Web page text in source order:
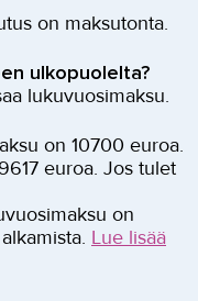
on maksutonta.
ulkopuolelta?
lukuvuosimaksu.
on 10700 euroa.
euroa. Jos tulet
on
Lue lisää